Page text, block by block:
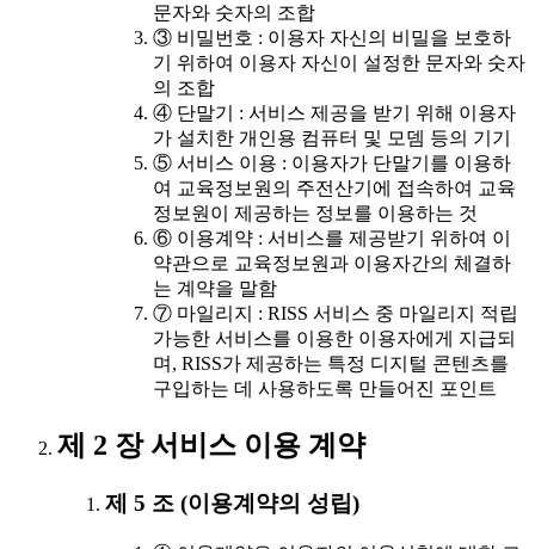
문자와 숫자의 조합
③ 비밀번호 : 이용자 자신의 비밀을 보호하
기 위하여 이용자 자신이 설정한 문자와 숫자
의 조합
④ 단말기 : 서비스 제공을 받기 위해 이용자
가 설치한 개인용 컴퓨터 및 모뎀 등의 기기
⑤ 서비스 이용 : 이용자가 단말기를 이용하
여 교육정보원의 주전산기에 접속하여 교육
정보원이 제공하는 정보를 이용하는 것
⑥ 이용계약 : 서비스를 제공받기 위하여 이
약관으로 교육정보원과 이용자간의 체결하
는 계약을 말함
⑦ 마일리지 : RISS 서비스 중 마일리지 적립
가능한 서비스를 이용한 이용자에게 지급되
며, RISS가 제공하는 특정 디지털 콘텐츠를
구입하는 데 사용하도록 만들어진 포인트
제 2 장 서비스 이용 계약
제 5 조 (이용계약의 성립)